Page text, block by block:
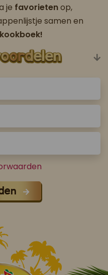
je favorietenop,
samen en